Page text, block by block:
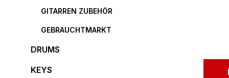
GITARREN ZUBEHÖR
GEBRAUCHTMARKT
DRUMS
KEYS